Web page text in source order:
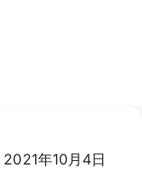
2021年10月4日